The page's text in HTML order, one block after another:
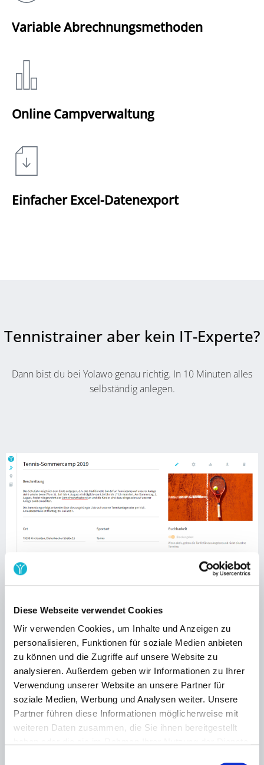
Diese Webseite verwendet Cookies
Wir verwenden Cookies, um Inhalte und Anzeigen zu
personalisieren, Funktionen für soziale Medien anbieten
zu können und die Zugriffe auf unsere Website zu
analysieren. Außerdem geben wir Informationen zu Ihrer
Verwendung unserer Website an unsere Partner für
soziale Medien, Werbung und Analysen weiter. Unsere
Partner führen diese Informationen möglicherweise mit
weiteren Daten zusammen, die Sie ihnen bereitgestellt
Variable Abrechnungsmethoden
Online Campverwaltung
Einfacher Excel-Datenexport
Tennistrainer aber kein IT-Experte?
Dann bist du bei Yolawo genau richtig. In 10 Minuten alles
selbständig anlegen.
Camps anlegen
Du legst in wenigen Schritten alle wichtigen Infos zu deinem
Tenniscamp in unserem System an.